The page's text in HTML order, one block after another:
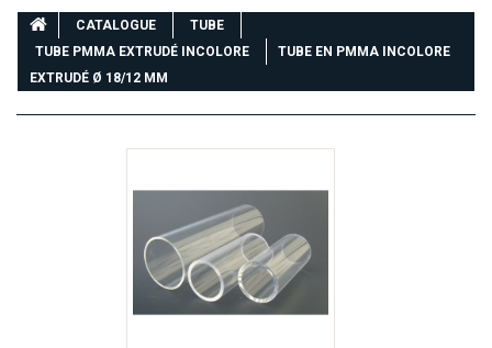
CATALOGUE
TUBE
TUBE PMMA EXTRUDÉ INCOLORE
TUBE EN PMMA INCOLORE
EXTRUDÉ Ø 18/12 MM